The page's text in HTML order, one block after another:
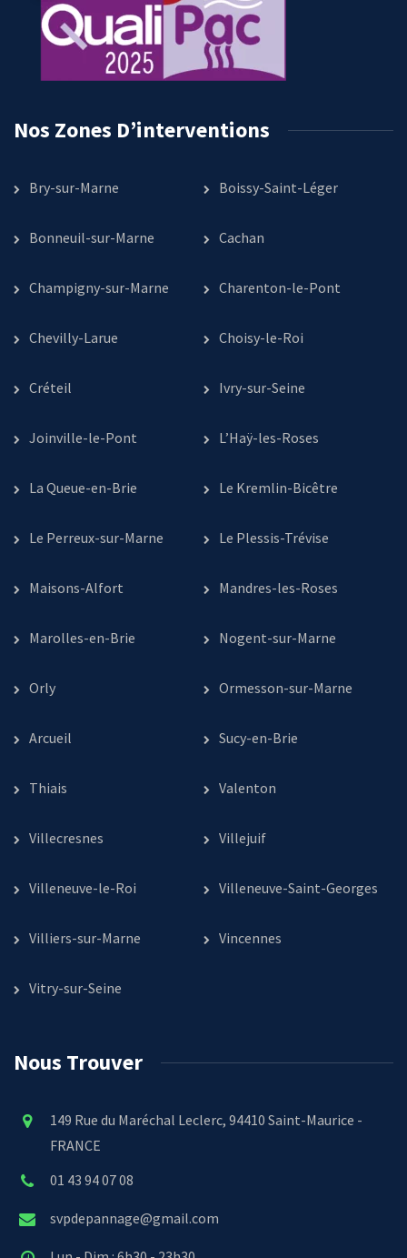
Nos Zones D’interventions
Bry-sur-Marne Boissy-Saint-Léger
Bonneuil-sur-Marne Cachan
Champigny-sur-Marne Charenton-le-Pont
Chevilly-Larue Choisy-le-Roi
Créteil Ivry-sur-Seine
Joinville-le-Pont L’Haÿ-les-Roses
La Queue-en-Brie Le Kremlin-Bicêtre
Le Perreux-sur-Marne Le Plessis-Trévise
Maisons-Alfort Mandres-les-Roses
Marolles-en-Brie Nogent-sur-Marne
Orly Ormesson-sur-Marne
Arcueil Sucy-en-Brie
Thiais Valenton
Villecresnes Villejuif
Villeneuve-le-Roi Villeneuve-Saint-Georges
Villiers-sur-Marne Vincennes
Vitry-sur-Seine
Nous Trouver
149 Rue du Maréchal Leclerc, 94410 Saint-Maurice -
FRANCE
01 43 94 07 08
svpdepannage@gmail.com